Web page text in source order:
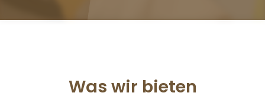
Was wir bieten